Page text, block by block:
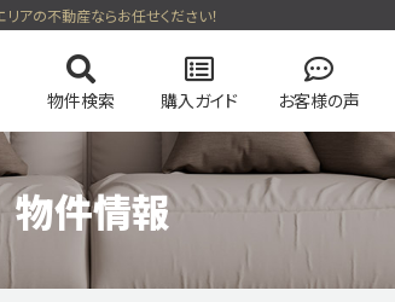
の不動産ならお任せください！
物件検索 購入ガイド お客様の声
物件情報